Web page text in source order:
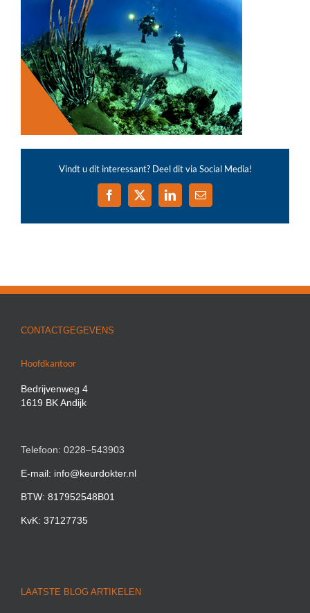
Vindt u dit interessant? Deel dit via Social Media!
Facebook
X LinkedIn
E-
CONTACTGEGEVENS
Hoofdkantoor
Bedrijvenweg 4
1619 BK Andijk
Telefoon: 0228–543903
E-mail: info@keurdokter.nl
BTW: 817952548B01
KvK: 37127735
LAATSTE BLOG ARTIKELEN